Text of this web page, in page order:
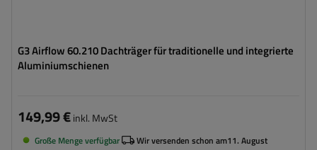
G3 Airflow 60.210 Dachträger für traditionelle und integrierte
Aluminiumschienen
149,99 €inkl. MwSt
Große Menge verfügbar Wir versenden schon am11. August